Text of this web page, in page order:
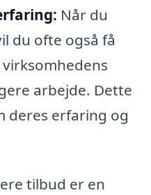
Når du
du ofte også få
arbejde. Dette
deres erfaring og
tilbud er en